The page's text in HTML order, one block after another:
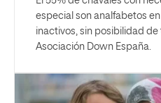
especial son analfabetos
inactivos, sin posibilidad
Asociación Down España.